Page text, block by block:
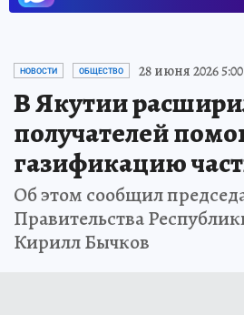
НОВОСТИ ОБЩЕСТВО 28 июня 2026 5:00
В Якутии
получателей
газификацию
Об этом сообщил
Правительства
Кирилл Бычков